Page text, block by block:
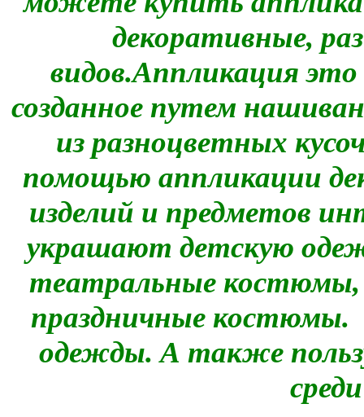
декоративные,
видов.Аппликация это
созданное путем
из разноцветных
помощью аппликации
изделий и предметов
украшают детскую
театральные костюмы,
праздничные костюмы.
одежды. А также